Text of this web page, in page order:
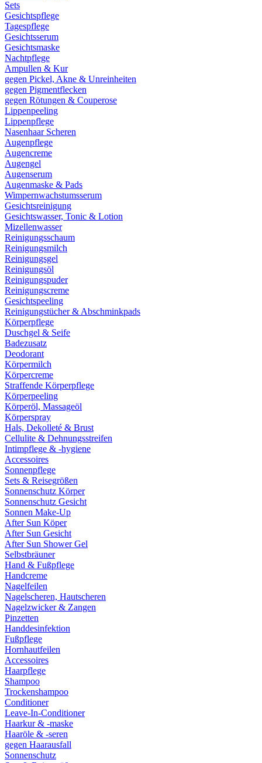
Sets
Gesichtspflege
Tagespflege
Gesichtsserum
Gesichtsmaske
Nachtpflege
Ampullen & Kur
gegen Pickel, Akne & Unreinheiten
gegen Pigmentflecken
gegen Rötungen & Couperose
Lippenpeeling
Lippenpflege
Nasenhaar Scheren
Augenpflege
Augencreme
Augengel
Augenserum
Augenmaske & Pads
Wimpernwachstumsserum
Gesichtsreinigung
Gesichtswasser, Tonic & Lotion
Mizellenwasser
Reinigungsschaum
Reinigungsmilch
Reinigungsgel
Reinigungsöl
Reinigungspuder
Reinigungscreme
Gesichtspeeling
Reinigungstücher & Abschminkpads
Körperpflege
Duschgel & Seife
Badezusatz
Deodorant
Körpermilch
Körpercreme
Straffende Körperpflege
Körperpeeling
Körperöl, Massageöl
Körperspray
Hals, Dekolleté & Brust
Cellulite & Dehnungsstreifen
Intimpflege & -hygiene
Accessoires
Sonnenpflege
Sets & Reisegrößen
Sonnenschutz Körper
Sonnenschutz Gesicht
Sonnen Make-Up
After Sun Köper
After Sun Gesicht
After Sun Shower Gel
Selbstbräuner
Hand & Fußpflege
Handcreme
Nagelfeilen
Nagelscheren, Hautscheren
Nagelzwicker & Zangen
Pinzetten
Handdesinfektion
Fußpflege
Hornhautfeilen
Accessoires
Haarpflege
Shampoo
Trockenshampoo
Conditioner
Leave-In-Conditioner
Haarkur & -maske
Haaröle & -seren
gegen Haarausfall
Sonnenschutz